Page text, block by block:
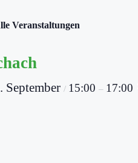
Veranstaltungen
September / 15:00 – 17:00